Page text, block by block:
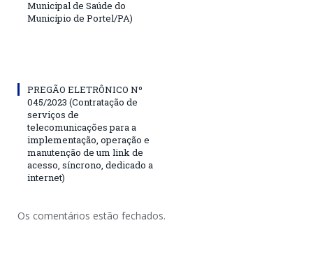
Municipal de Saúde do
Município de Portel/PA)
PREGÃO ELETRÔNICO Nº
045/2023 (Contratação de
serviços de
telecomunicações para a
implementação, operação e
manutenção de um link de
acesso, síncrono, dedicado a
internet)
Os comentários estão fechados.